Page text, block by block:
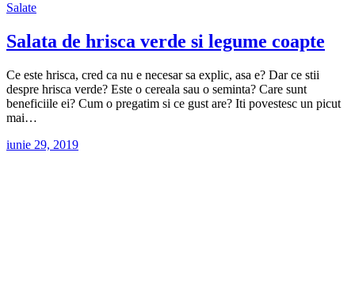
Salate
Salata de hrisca verde si legume coapte
Ce este hrisca, cred ca nu e necesar sa explic, asa e? Dar ce stii
despre hrisca verde? Este o cereala sau o seminta? Care sunt
beneficiile ei? Cum o pregatim si ce gust are? Iti povestesc un picut
mai…
iunie 29, 2019